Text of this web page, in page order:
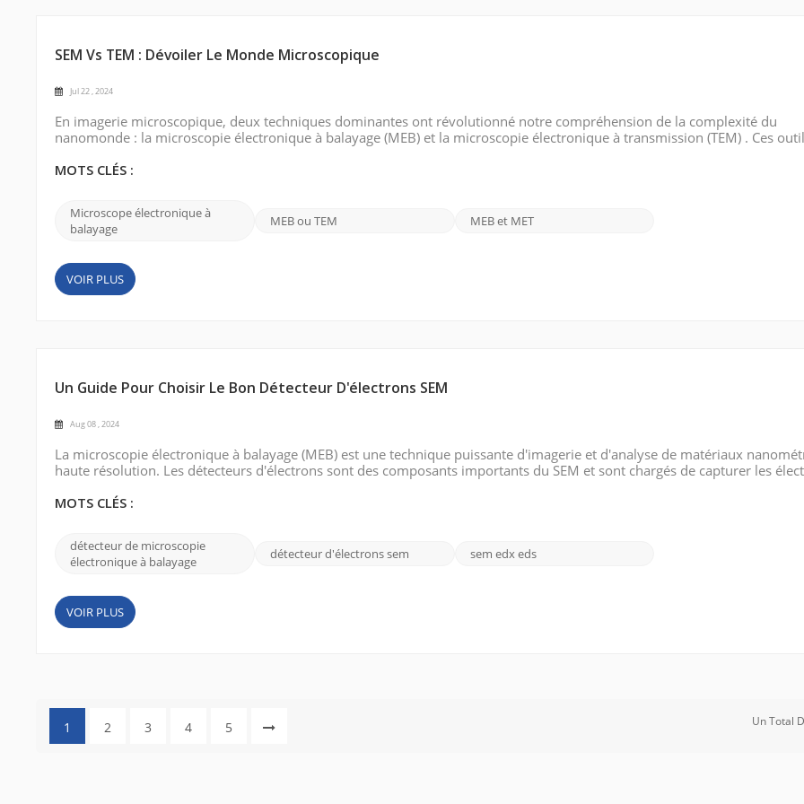
SEM Vs TEM : Dévoiler Le Monde Microscopique
Jul 22 , 2024
En imagerie microscopique, deux techniques dominantes ont révolutionné notre compréhension de la complexité du
nanomonde : la microscopie électronique à balayage (MEB) et la microscopie électronique à transmission (TEM) . Ces
composition, la structure et le comportement d...
MOTS CLÉS :
Microscope électronique à
balayage
MEB ou TEM MEB et MET
VOIR PLUS
Un Guide Pour Choisir Le Bon Détecteur D'électrons SEM
Aug 08 , 2024
La microscopie électronique à balayage (MEB) est une technique puissante d'imagerie et d'analyse de matériaux
haute résolution. Les détecteurs d'électrons sont des composants importants du SEM et sont chargés de capturer les
d’électrons. Cet...
MOTS CLÉS :
détecteur de microscopie
électronique à balayage
détecteur d'électrons sem sem edx eds
VOIR PLUS
1 2 3 4 5 Un Total